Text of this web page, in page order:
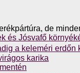
de
és Jósvafő
a keleméri erdőn
karika